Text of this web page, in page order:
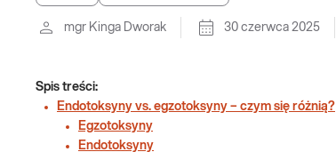
mgr Kinga Dworak 30 czerwca 2025
Spis treści:
Endotoksyny vs. egzotoksyny – czym się różnią?
Egzotoksyny
Endotoksyny